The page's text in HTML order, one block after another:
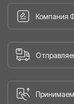
Компания